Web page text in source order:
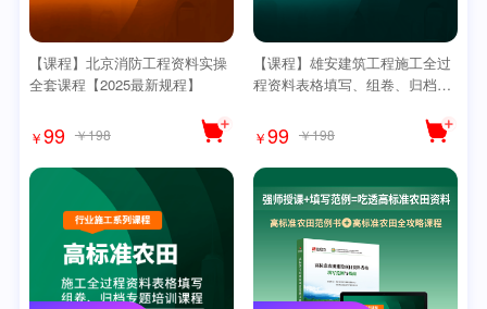
【课程】北京消防工程资料实操
全套课程【2025最新规程】
￥99 ￥198
【课程】雄安建筑工程施工全过
程资料表格填写、组卷、归档专
￥99 ￥198